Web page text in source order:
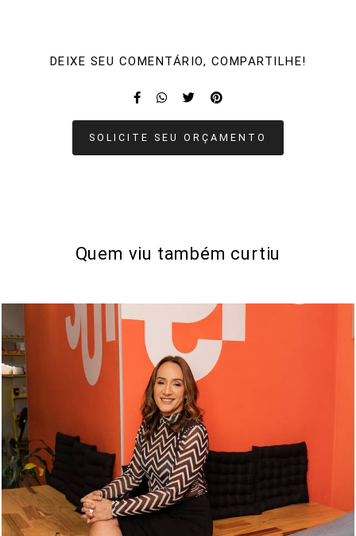
DEIXE SEU COMENTÁRIO, COMPARTILHE!
SOLICITE SEU ORÇAMENTO
Quem viu também curtiu
1000